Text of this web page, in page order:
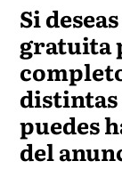
Si
gratuita
distintas
puedes
del